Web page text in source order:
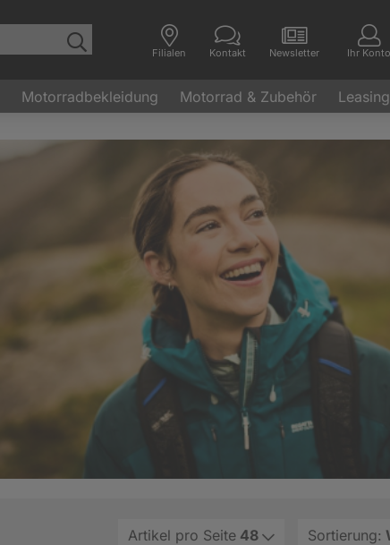
Filialen Kontakt Newsletter Ihr Konto
Motorradbekleidung Motorrad & Zubehör Leasing
Sortierung:
Artikel pro Seite 48